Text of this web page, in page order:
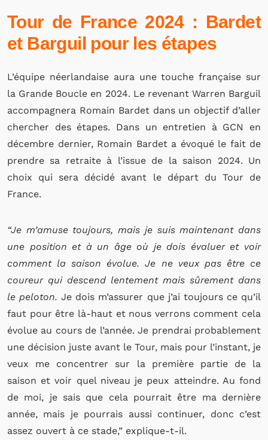
Tour de France 2024 : Bardet
et Barguil pour les étapes
L’équipe néerlandaise aura une touche française sur
la Grande Boucle en 2024. Le revenant Warren Barguil
accompagnera Romain Bardet dans un objectif d’aller
chercher des étapes. Dans un entretien à GCN en
décembre dernier, Romain Bardet a évoqué le fait de
prendre sa retraite à l’issue de la saison 2024. Un
choix qui sera décidé avant le départ du Tour de
France.
“Je m’amuse toujours, mais je suis maintenant dans
une position et à un âge où je dois évaluer et voir
comment la saison évolue. Je ne veux pas être ce
coureur qui descend lentement mais sûrement dans
le peloton. Je dois m’assurer que j’ai toujours ce qu’il
faut pour être là-haut et nous verrons comment cela
évolue au cours de l’année. Je prendrai probablement
une décision juste avant le Tour, mais pour l’instant, je
veux me concentrer sur la première partie de la
saison et voir quel niveau je peux atteindre. Au fond
de moi, je sais que cela pourrait être ma dernière
année, mais je pourrais aussi continuer, donc c’est
assez ouvert à ce stade,” explique-t-il.